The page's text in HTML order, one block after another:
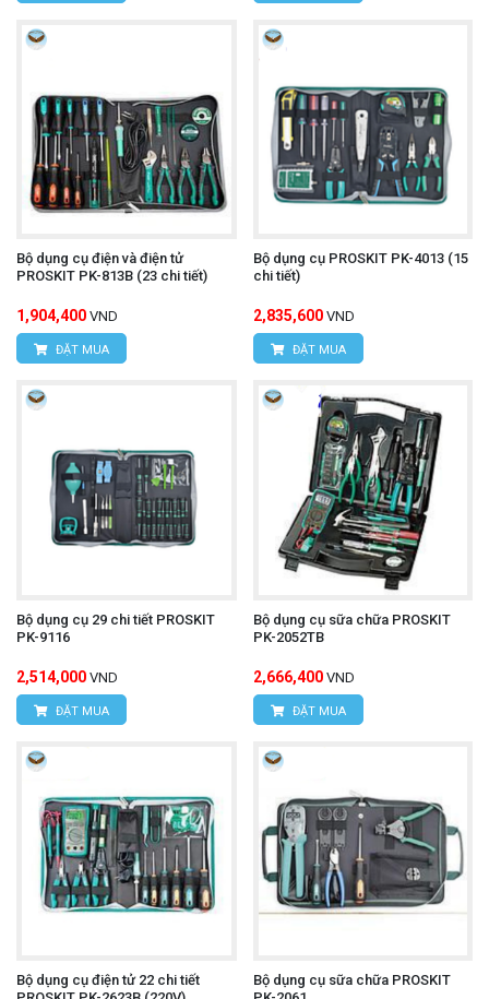
Bộ dụng cụ điện và điện tử
PROSKIT PK-813B (23 chi tiết)
1,904,400 VND
ĐẶT MUA
Bộ dụng cụ PROSKIT PK-4013 (15
chi tiết)
2,835,600 VND
ĐẶT MUA
Bộ dụng cụ 29 chi tiết PROSKIT
PK-9116
2,514,000 VND
ĐẶT MUA
Bộ dụng cụ sữa chữa PROSKIT
PK-2052TB
2,666,400 VND
ĐẶT MUA
Bộ dụng cụ điện tử 22 chi tiết
Bộ dụng cụ sữa chữa PROSKIT